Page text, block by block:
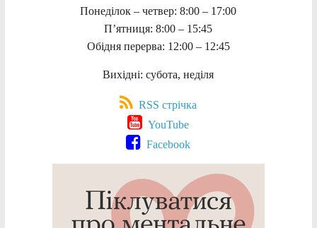
Понеділок – четвер: 8:00 – 17:00
П’ятниця: 8:00 – 15:45
Обідня перерва: 12:00 – 12:45
Вихідні: субота, неділя
RSS стрічка
YouTube
Facebook